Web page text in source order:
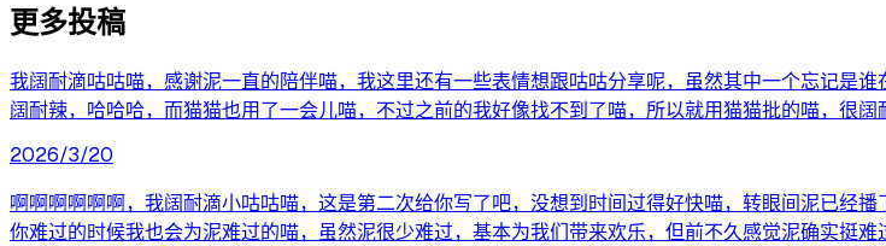
更多投稿
我阔耐滴咕咕喵，感谢泥一直的陪伴喵，我这里还有一些表情想跟咕咕分享呢，虽然其中一个忘记是
阔耐辣，哈哈哈，而猫猫也用了一会儿喵，不过之前的我好像找不到了喵，所以就用猫猫批的喵，很阔
2026/3/20
啊啊啊啊啊啊，我阔耐滴小咕咕喵，这是第二次给你写了吧，没想到时间过得好快喵，转眼间泥已经
你难过的时候我也会为泥难过的喵，虽然泥很少难过，基本为我们带来欢乐，但前不久感觉泥确实挺